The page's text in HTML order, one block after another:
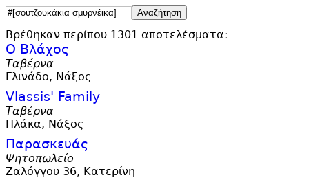
Βρέθηκαν περίπου 1301 αποτελέσματα:
Ο Βλάχος
Ταβέρνα
Γλινάδο, Νάξος
Vlassis' Family
Ταβέρνα
Πλάκα, Νάξος
Παρασκευάς
Ψητοπωλείο
Ζαλόγγου 36, Κατερίνη